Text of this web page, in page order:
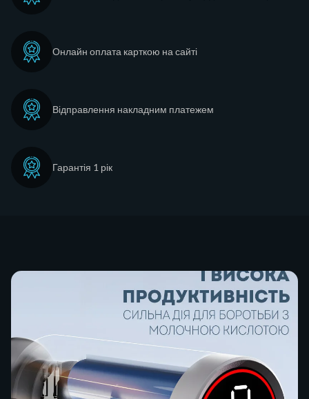
Онлайн оплата карткою на сайті
Відправлення накладним платежем
Гарантія 1 рік